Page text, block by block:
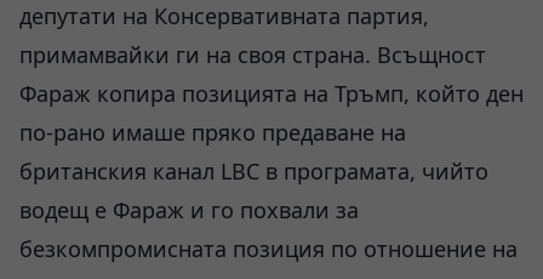
депутати на Консервативната партия,
примамвайки ги на своя страна. Всъщност
Фараж копира позицията на Тръмп, който ден
по-рано имаше пряко предаване на
британския канал LBC в програмата, чийто
водещ е Фараж и го похвали за
безкомпромисната позиция по отношение на